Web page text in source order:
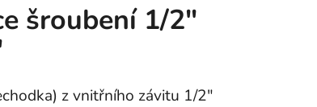
šroubení 1/2"
z vnitřního závitu 1/2"